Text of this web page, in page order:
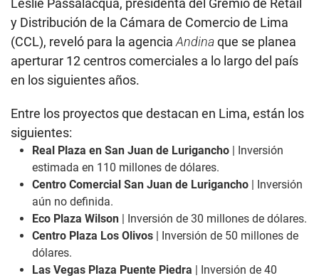
y Distribución de la Cámara de Comercio de Lima
(CCL), reveló para la agencia Andinaque se planea
aperturar 12 centros comerciales a lo largo del país
en los siguientes años.
Entre los proyectos que destacan en Lima, están los
siguientes:
Real Plaza en San Juan de Lurigancho | Inversión
estimada en 110 millones de dólares.
Centro Comercial San Juan de Lurigancho | Inversión
aún no definida.
Eco Plaza Wilson | Inversión de 30 millones de dólares.
Centro Plaza Los Olivos | Inversión de 50 millones de
dólares.
Las Vegas Plaza Puente Piedra | Inversión de 40